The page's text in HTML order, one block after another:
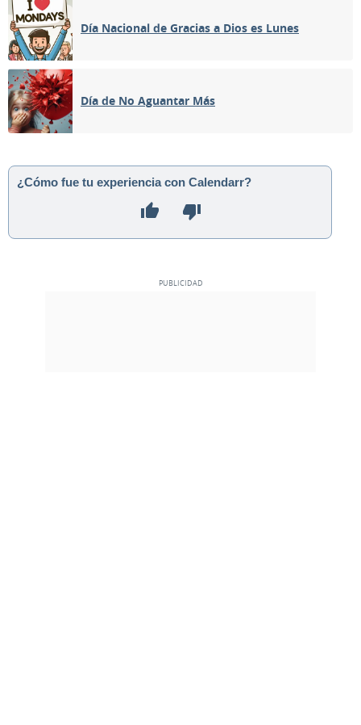
Día Nacional de Gracias a Dios es Lunes
Día de No Aguantar Más
¿Cómo fue tu experiencia con Calendarr?